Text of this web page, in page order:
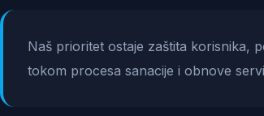
Naš prioritet ostaje zaštita korisnika,
tokom procesa sanacije i obnove